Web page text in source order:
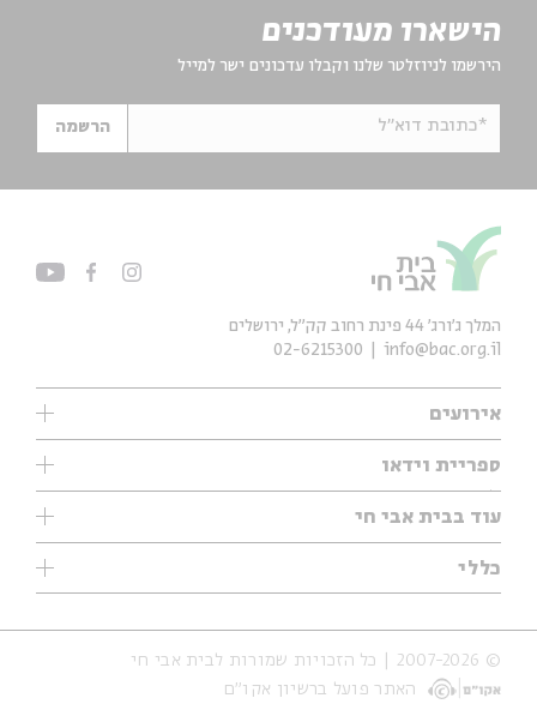
הישארו מעודכנים
הירשמו לניוזלטר שלנו וקבלו עדכונים ישר למייל
*כתובת דוא"ל הרשמה
אירועים
עיון
אנגלית
נוער
סדרות
אירועי עבר
אירועים בירושלים
ספריית וידאו
ילדים
מוזיקה
עיון
מיוחדים
עוד בבית אבי חי
תערוכות
מיוחדים
כללי
אודות
הצהרת נגישות
תנאי שימוש והצהרת פרטיות
המלך ג'ורג' 44 פינת רחוב קק״ל, ירושלים
info@bac.org.il
02-6215300
© 2007-2026 | כל הזכויות שמורות לבית אבי חי
האתר פועל ברשיון אקו״ם